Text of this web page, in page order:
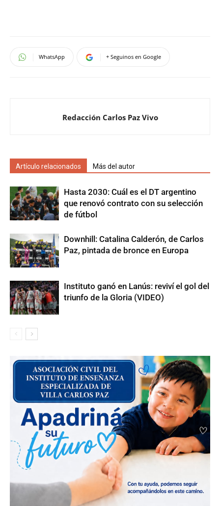
WhatsApp + Seguinos en Google
Redacción Carlos Paz Vivo
Artículo relacionados Más del autor
Hasta 2030: Cuál es el DT argentino
que renovó contrato con su selección
de fútbol
Downhill: Catalina Calderón, de Carlos
Paz, pintada de bronce en Europa
Instituto ganó en Lanús: reviví el gol del
triunfo de la Gloria (VIDEO)